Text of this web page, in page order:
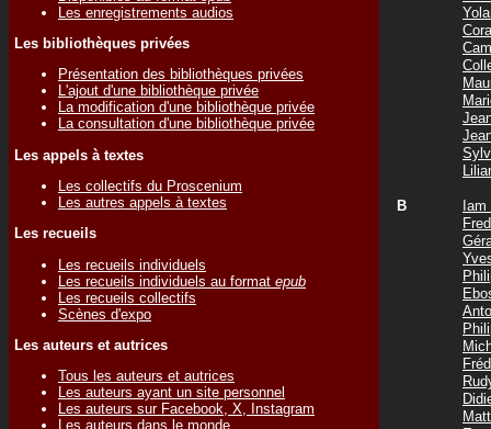
Les enregistrements audios
Les bibliothèques privées
Présentation des bibliothèques privées
L'ajout d'une bibliothèque privée
La modification d'une bibliothèque privée
La consultation d'une bibliothèque privée
Les appels à textes
Les collectifs du Proscenium
Les autres appels à textes
Les recueils
Les recueils individuels
Les recueils individuels au format epub
Les recueils collectifs
Scènes d'expo
Les auteurs et autrices
Tous les auteurs et autrices
Les auteurs ayant un site personnel
Les auteurs sur Facebook, X, Instagram
Les auteurs dans le monde
B
Iam